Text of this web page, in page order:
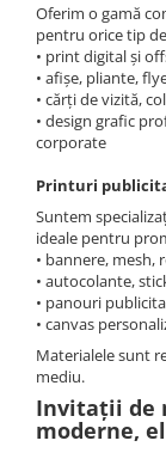
Plachete
Sort personalizat
Tricouri
Pix personalizat
Set cadou
Umerase
Pahare
Oferim o gamă
pentru orice tip
• print digital și
• afișe, pliante,
• cărți de vizită,
• design grafic
corporate
Printuri
Suntem
ideale pentru
• bannere, mesh,
• autocolante,
• panouri
• canvas
Materialele sunt
mediu.
Invitații de
moderne,